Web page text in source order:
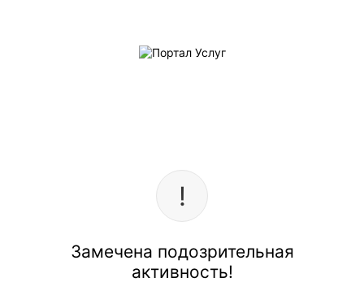
Замечена подозрительная
активность!